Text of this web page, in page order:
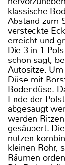
klassische
Abstand zum
versteckte
erreicht und
Die 3-in 1
schon sagt,
Autositze.
Düse mit
Bodendüse.
Ende der
abgesaugt
werden
gesäubert.
nutzen
kleinen Rohr,
Räumen